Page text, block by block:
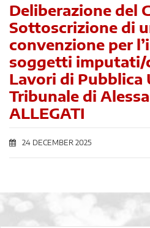
Deliberazione del
Sottoscrizione di
convenzione per
soggetti imputati/
Lavori di Pubblica
Tribunale di
ALLEGATI
24 DECEMBER 2025